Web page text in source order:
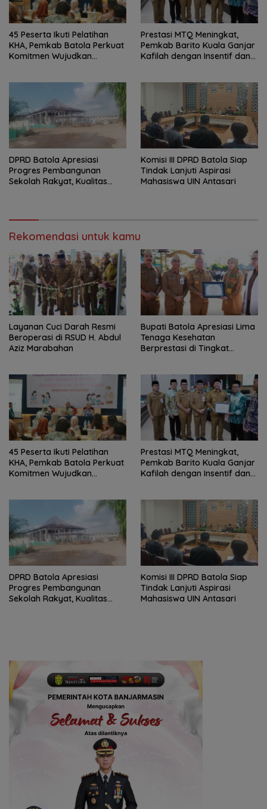
45 Peserta Ikuti Pelatihan
KHA, Pemkab Batola Perkuat
Komitmen Wujudkan
Prestasi MTQ Meningkat,
Pemkab Barito Kuala Ganjar
Kafilah dengan Insentif dan
DPRD Batola Apresiasi
Progres Pembangunan
Sekolah Rakyat, Kualitas
Komisi III DPRD Batola Siap
Tindak Lanjuti Aspirasi
Mahasiswa UIN Antasari
Rekomendasi untuk kamu
Layanan Cuci Darah Resmi
Beroperasi di RSUD H. Abdul
Aziz Marabahan
Bupati Batola Apresiasi Lima
Tenaga Kesehatan
Berprestasi di Tingkat
45 Peserta Ikuti Pelatihan
KHA, Pemkab Batola Perkuat
Komitmen Wujudkan
Prestasi MTQ Meningkat,
Pemkab Barito Kuala Ganjar
Kafilah dengan Insentif dan
DPRD Batola Apresiasi
Progres Pembangunan
Sekolah Rakyat, Kualitas
Komisi III DPRD Batola Siap
Tindak Lanjuti Aspirasi
Mahasiswa UIN Antasari